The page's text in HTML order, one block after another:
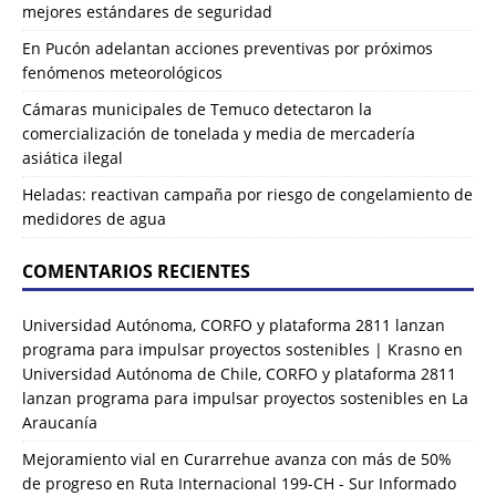
mejores estándares de seguridad
En Pucón adelantan acciones preventivas por próximos
fenómenos meteorológicos
Cámaras municipales de Temuco detectaron la
comercialización de tonelada y media de mercadería
asiática ilegal
Heladas: reactivan campaña por riesgo de congelamiento de
medidores de agua
COMENTARIOS RECIENTES
Universidad Autónoma, CORFO y plataforma 2811 lanzan
programa para impulsar proyectos sostenibles | Krasno en
Universidad Autónoma de Chile, CORFO y plataforma 2811
lanzan programa para impulsar proyectos sostenibles en La
Araucanía
Mejoramiento vial en Curarrehue avanza con más de 50%
de progreso en Ruta Internacional 199-CH - Sur Informado